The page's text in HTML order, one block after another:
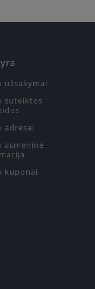
užsakymai
suteiktos
adresai
asmeninė
kuponai